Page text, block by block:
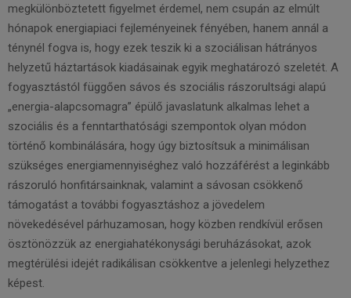
megkülönböztetett figyelmet érdemel, nem csupán az elmúlt
hónapok energiapiaci fejleményeinek fényében, hanem annál a
ténynél fogva is, hogy ezek teszik ki a szociálisan hátrányos
helyzetű háztartások kiadásainak egyik meghatározó szeletét. A
fogyasztástól függően sávos és szociális rászorultsági alapú
„energia-alapcsomagra” épülő javaslatunk alkalmas lehet a
szociális és a fenntarthatósági szempontok olyan módon
történő kombinálására, hogy úgy biztosítsuk a minimálisan
szükséges energiamennyiséghez való hozzáférést a leginkább
rászoruló honfitársainknak, valamint a sávosan csökkenő
támogatást a további fogyasztáshoz a jövedelem
növekedésével párhuzamosan, hogy közben rendkívül erősen
ösztönözzük az energiahatékonysági beruházásokat, azok
megtérülési idejét radikálisan csökkentve a jelenlegi helyzethez
képest.